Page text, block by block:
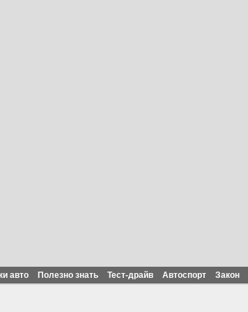
авто Полезно знать Тест-драйв Автоспорт Закон